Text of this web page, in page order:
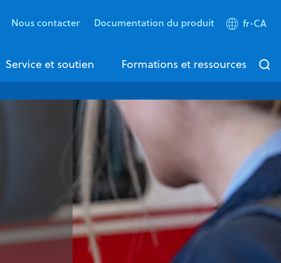
Nous contacter Documentation du produit fr-CA
Service et soutien Formations et ressources